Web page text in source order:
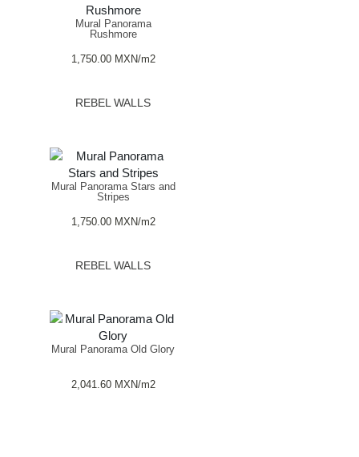
Mural Panorama
Rushmore
1,750.00 MXN/m2
REBEL WALLS
Mural Panorama Stars and
Stripes
1,750.00 MXN/m2
REBEL WALLS
Mural Panorama Old Glory
2,041.60 MXN/m2